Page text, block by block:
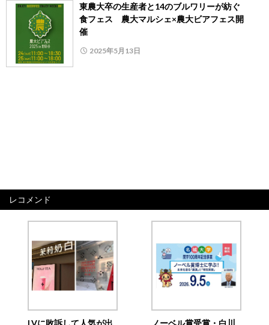
東農大卒の生産者と14のブルワリーが紡ぐ
食フェス 農大マルシェ×農大ビアフェス開
催
2025年5月13日
レコメンド